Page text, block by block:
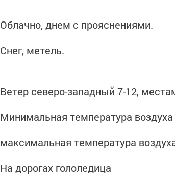
Облачно, днем с прояснениями.
Снег, метель.
Ветер северо-западный 7-12,
Минимальная температура воздуха
максимальная температура
На дорогах гололедица